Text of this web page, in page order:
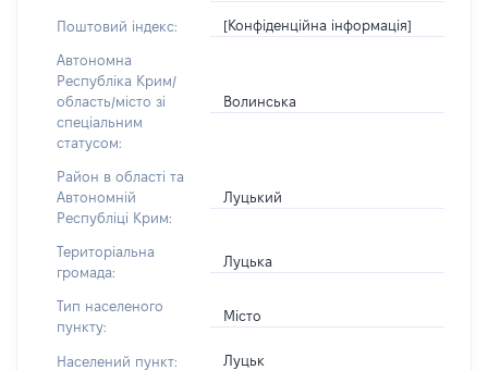
Поштовий індекс: [Конфіденційна інформація]
Автономна
Республіка Крим/
область/місто зі
спеціальним
статусом:
Волинська
Район в області та
Автономній
Республіці Крим:
Луцький
Територіальна
громада:
Луцька
Тип населеного
пункту:
Місто
Населений пункт: Луцьк